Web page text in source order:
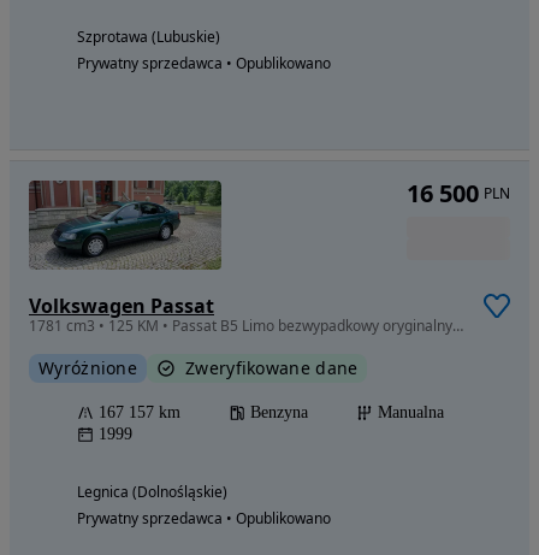
Szprotawa (Lubuskie)
Prywatny sprzedawca • Opublikowano
Volkswagen Passat
1781 cm3 • 125 KM • Passat B5 Limo bezwypadkowy oryginalny lakier i szyby salon Polska
Wyróżnione Zweryfikowane dane
167 157 km Benzyna
Manualna
1999
Legnica (Dolnośląskie)
Prywatny sprzedawca • Opublikowano
16 500 PLN